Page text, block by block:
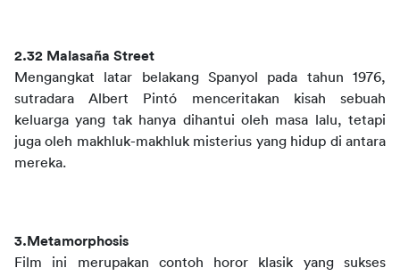
2.32 Malasaña Street
Mengangkat latar belakang Spanyol pada tahun 1976,
sutradara Albert Pintó menceritakan kisah sebuah
keluarga yang tak hanya dihantui oleh masa lalu, tetapi
juga oleh makhluk-makhluk misterius yang hidup di antara
mereka.
3.Metamorphosis
Film ini merupakan contoh horor klasik yang sukses